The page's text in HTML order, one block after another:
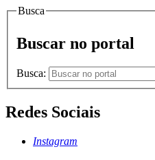
Busca
Buscar no portal
Busca:
Redes Sociais
Instagram